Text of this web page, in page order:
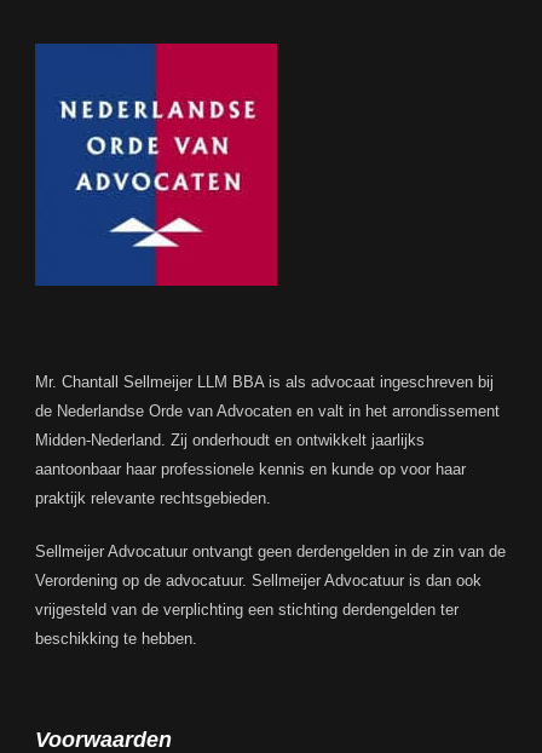
Mr. Chantall Sellmeijer LLM BBA is als advocaat ingeschreven bij
de Nederlandse Orde van Advocaten en valt in het arrondissement
Midden-Nederland. Zij onderhoudt en ontwikkelt jaarlijks
aantoonbaar haar professionele kennis en kunde op voor haar
praktijk relevante rechtsgebieden.
Sellmeijer Advocatuur ontvangt geen derdengelden in de zin van de
Verordening op de advocatuur. Sellmeijer Advocatuur is dan ook
vrijgesteld van de verplichting een stichting derdengelden ter
beschikking te hebben.
Voorwaarden